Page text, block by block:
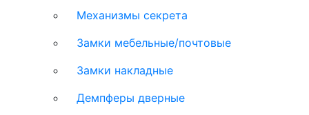
Механизмы секрета
Замки мебельные/почтовые
Замки накладные
Демпферы дверные